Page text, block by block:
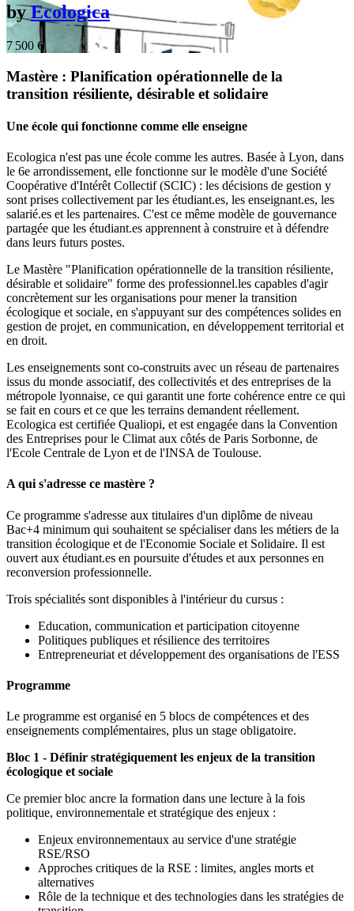
by Ecologica
7 500 €
Mastère : Planification opérationnelle de la
transition résiliente, désirable et solidaire
Une école qui fonctionne comme elle enseigne
Ecologica n'est pas une école comme les autres. Basée à Lyon, dans
le 6e arrondissement, elle fonctionne sur le modèle d'une Société
Coopérative d'Intérêt Collectif (SCIC) : les décisions de gestion y
sont prises collectivement par les étudiant.es, les enseignant.es, les
salarié.es et les partenaires. C'est ce même modèle de gouvernance
partagée que les étudiant.es apprennent à construire et à défendre
dans leurs futurs postes.
Le Mastère "Planification opérationnelle de la transition résiliente,
désirable et solidaire" forme des professionnel.les capables d'agir
concrètement sur les organisations pour mener la transition
écologique et sociale, en s'appuyant sur des compétences solides en
gestion de projet, en communication, en développement territorial et
en droit.
Les enseignements sont co-construits avec un réseau de partenaires
issus du monde associatif, des collectivités et des entreprises de la
métropole lyonnaise, ce qui garantit une forte cohérence entre ce qui
se fait en cours et ce que les terrains demandent réellement.
Ecologica est certifiée Qualiopi, et est engagée dans la Convention
des Entreprises pour le Climat aux côtés de Paris Sorbonne, de
l'Ecole Centrale de Lyon et de l'INSA de Toulouse.
A qui s'adresse ce mastère ?
Ce programme s'adresse aux titulaires d'un diplôme de niveau
Bac+4 minimum qui souhaitent se spécialiser dans les métiers de la
transition écologique et de l'Economie Sociale et Solidaire. Il est
ouvert aux étudiant.es en poursuite d'études et aux personnes en
reconversion professionnelle.
Trois spécialités sont disponibles à l'intérieur du cursus :
Education, communication et participation citoyenne
Politiques publiques et résilience des territoires
Entrepreneuriat et développement des organisations de l'ESS
Programme
Le programme est organisé en 5 blocs de compétences et des
enseignements complémentaires, plus un stage obligatoire.
Bloc 1 - Définir stratégiquement les enjeux de la transition
écologique et sociale
Ce premier bloc ancre la formation dans une lecture à la fois
politique, environnementale et stratégique des enjeux :
Enjeux environnementaux au service d'une stratégie
RSE/RSO
Approches critiques de la RSE : limites, angles morts et
alternatives
Rôle de la technique et des technologies dans les stratégies de